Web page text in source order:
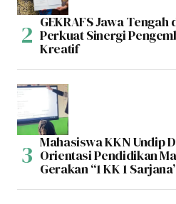
GEKRAFS Jawa
Perkuat Sinergi
Kreatif
Mahasiswa KKN Undip
Orientasi Pendidikan
Gerakan “1 KK 1